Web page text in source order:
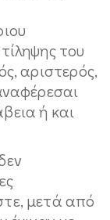
του
αριστερός,
ή και
μετά από